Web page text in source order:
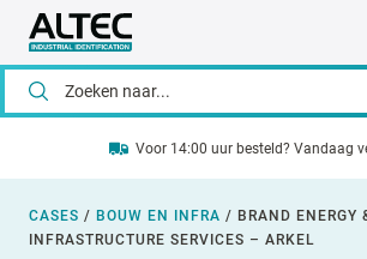
Voor 14:00 uur besteld? Vandaag
CASES / BOUW EN INFRA / BRAND ENERGY
INFRASTRUCTURE SERVICES – ARKEL